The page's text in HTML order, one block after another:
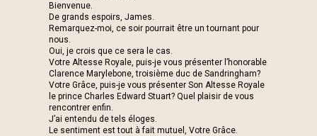
Bienvenue.
De grands espoirs, James.
Remarquez-moi, ce soir pourrait être un tournant pour
nous.
Oui, je crois que ce sera le cas.
Votre Altesse Royale, puis-je vous présenter l’honorable
Clarence Marylebone, troisième duc de Sandringham?
Votre Grâce, puis-je vous présenter Son Altesse Royale
le prince Charles Edward Stuart? Quel plaisir de vous
rencontrer enfin.
J’ai entendu de tels éloges.
Le sentiment est tout à fait mutuel, Votre Grâce.